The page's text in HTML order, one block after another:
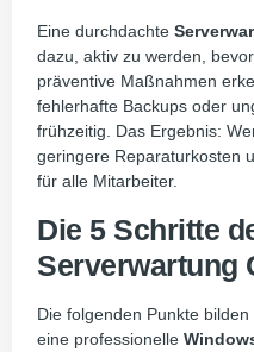
Eine durchdachte
dazu, aktiv zu werden,
präventive Maßnahmen
fehlerhafte Backups oder
frühzeitig. Das Ergebnis:
geringere Reparaturkosten
für alle Mitarbeiter.
Die 5 Schritte
Serverwartung
Die folgenden Punkte
eine professionelle